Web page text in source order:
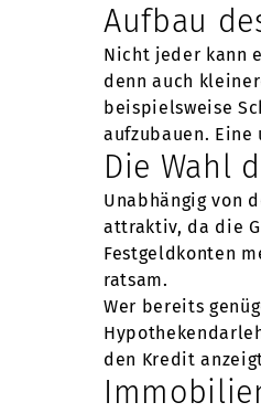
Aufbau
Nicht jeder kann
denn auch
beispielsweise
aufzubauen.
Die Wahl
Unabhängig von
attraktiv, da die
Festgeldkonten
ratsam.
Wer bereits
den Kredit